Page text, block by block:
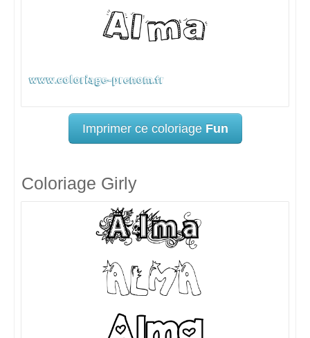
Imprimer ce coloriage Fun
Coloriage Girly